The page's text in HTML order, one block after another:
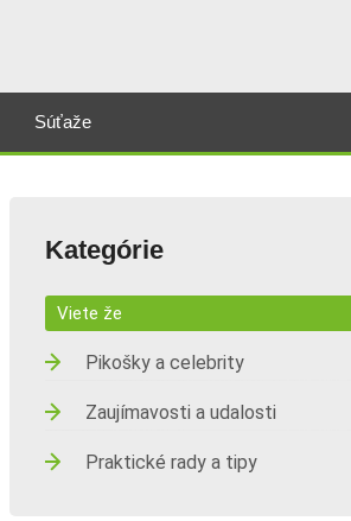
Súťaže
Kategórie
Viete že
Pikošky a celebrity
Zaujímavosti a udalosti
Praktické rady a tipy